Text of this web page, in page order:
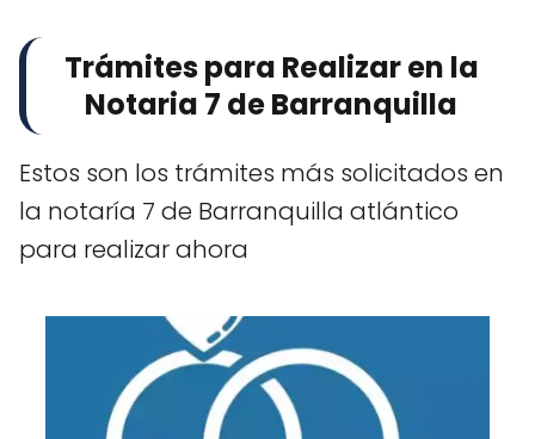
Trámites para Realizar en la
Notaria 7 de Barranquilla
Estos son los trámites más solicitados en
la notaría 7 de Barranquilla atlántico
para realizar ahora